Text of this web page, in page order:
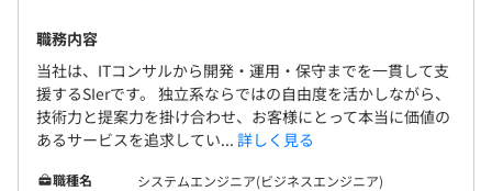
職務内容
当社は、ITコンサルから開発・運用・保守までを一貫して支
援するSIerです。 独立系ならではの自由度を活かしながら、
技術力と提案力を掛け合わせ、お客様にとって本当に価値の
あるサービスを追求してい... 詳しく見る
職種名
システムエンジニア(ビジネスエンジニア)